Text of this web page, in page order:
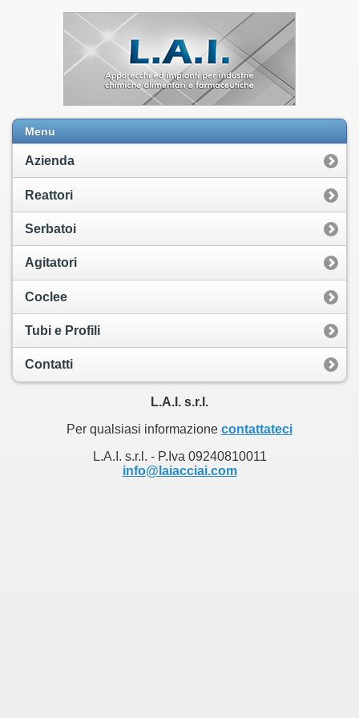
Menu
Azienda
Reattori
Serbatoi
Agitatori
Coclee
Tubi e Profili
Contatti
L.A.I. s.r.l.
Per qualsiasi informazione contattateci
L.A.I. s.r.l. - P.Iva 09240810011
info@laiacciai.com